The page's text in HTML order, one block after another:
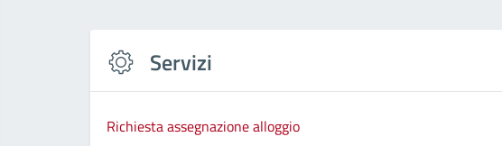
Servizi
Richiesta assegnazione alloggio